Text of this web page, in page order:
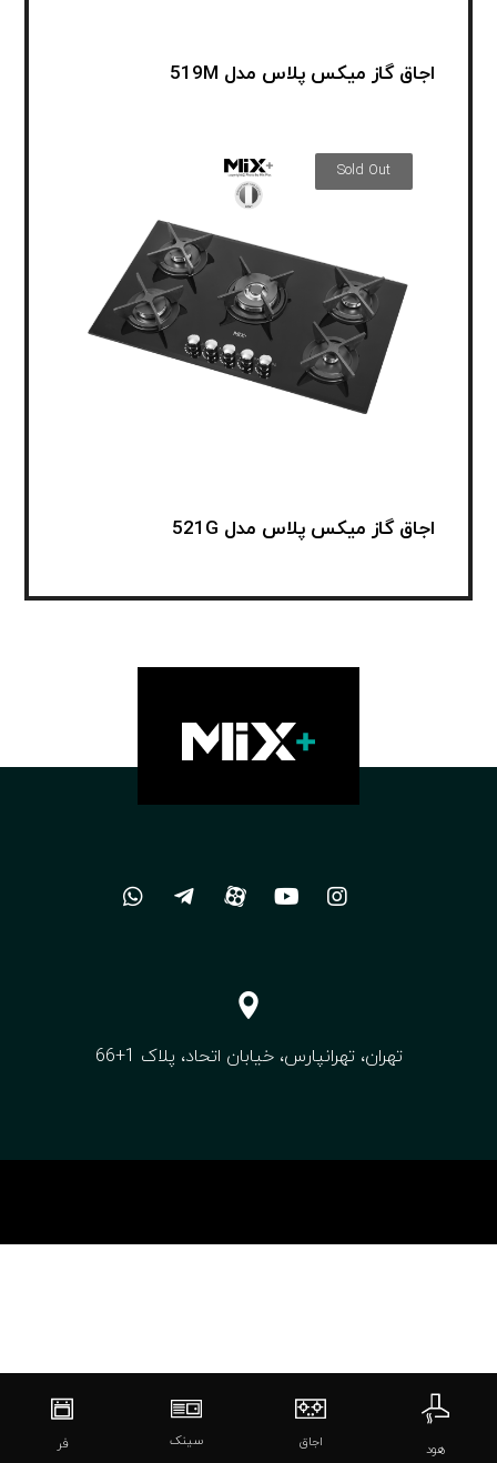
اجاق گاز میکس پلاس مدل 519M
اجاق گاز میکس پلاس مدل 521G
Sold Out
تهران، تهرانپارس، خیابان اتحاد، پلاک 1+66
هود اجاق سینک فر